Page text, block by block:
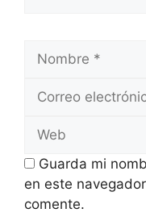
electrónico
Guarda mi
en este
comente.